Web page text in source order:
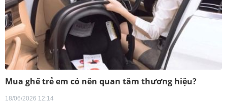
Mua ghế trẻ em có nên quan tâm thương hiệu?
18/06/2026 12:14